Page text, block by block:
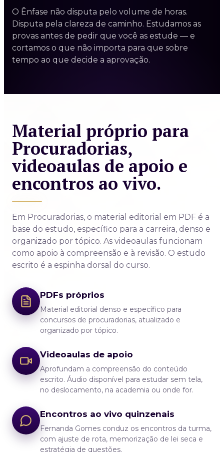
O Ênfase não disputa pelo volume de horas.
Disputa pela clareza de caminho. Estudamos as
provas antes de pedir que você as estude — e
cortamos o que não importa para que sobre
tempo ao que decide a aprovação.
Material próprio para
Procuradorias,
videoaulas de apoio e
encontros ao vivo.
Em Procuradorias, o material editorial em PDF é a
base do estudo, específico para a carreira, denso e
organizado por tópico. As videoaulas funcionam
como apoio à compreensão e à revisão. O estudo
escrito é a espinha dorsal do curso.
PDFs próprios
Material editorial denso e específico para
concursos de procuradorias, atualizado e
organizado por tópico.
Videoaulas de apoio
Aprofundam a compreensão do conteúdo
escrito. Áudio disponível para estudar sem tela,
no deslocamento, na academia ou onde for.
Encontros ao vivo quinzenais
Fernanda Gomes conduz os encontros da turma,
com ajuste de rota, memorização de lei seca e
estratégia de questões.